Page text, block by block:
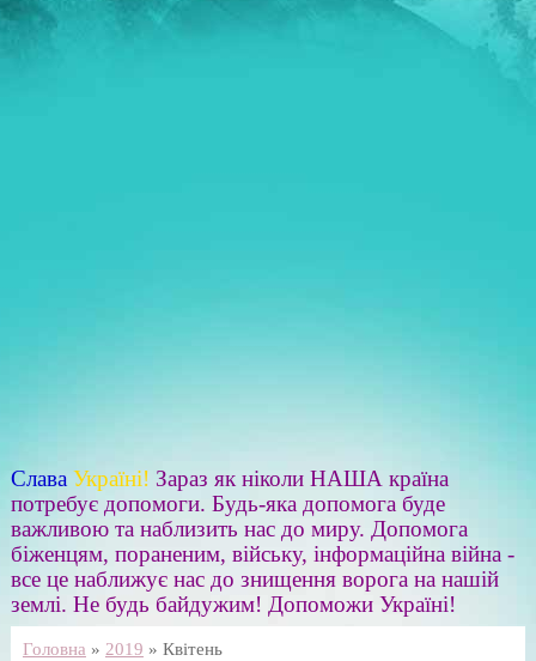
Слава Україні! Зараз як ніколи НАША країна
потребує допомоги. Будь-яка допомога буде
важливою та наблизить нас до миру. Допомога
біженцям, пораненим, війську, інформаційна війна -
все це наближує нас до знищення ворога на нашій
землі. Не будь байдужим! Допоможи Україні!
Головна » 2019 » Квітень